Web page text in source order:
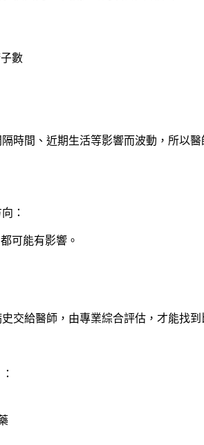
數
時間、近期生活等影響而波動，所以
：
可能有影響。
交給醫師，由專業綜合評估，才能找到